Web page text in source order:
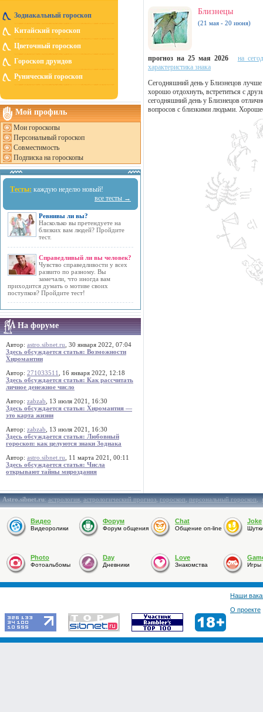
Зодиакальный гороскоп
Китайский гороскоп
Цветочный гороскоп
Гороскоп друидов
Рунический гороскоп
Мой профиль
Мои гороскопы
Персональный гороскоп
Совместимость
Подписка на гороскопы
Тесты: каждую неделю новый!
все тесты →
Ревнивы ли вы?
Насколько вы претендуете на
близких вам людей? Пройдите
тест.
Справедливый ли вы человек?
Чувство справедливости у всех
развито по разному. Вы
замечали, что иногда вам
приходится думать о мотиве своих
поступков? Пройдите тест!
На форуме
Автор: astro.sibnet.ru , 30 января 2022, 07:04
Здесь обсуждается статья: Возможности
Хиромантии
Автор: 271033511
, 16 января 2022, 12:18
Здесь обсуждается статья: Как рассчитать
личное денежное число
Автор: zabzab , 13 июля 2021, 16:30
Здесь обсуждается статья: Хиромантия —
это карта жизни
Автор: zabzab , 13 июля 2021, 16:30
Здесь обсуждается статья: Любовный
гороскоп: как целуются знаки Зодиака
Автор: astro.sibnet.ru , 11 марта 2021, 00:11
Здесь обсуждается статья: Числа
открывают тайны мироздания
Близнецы
(21 мая - 20 июня)
прогноз на 25 мая 2026
на
характеристика знака
Сегодняшний день у Близнецов
хорошо отдохнуть, встретиться с
сегодняшний день у Близнецов
вопросов с близкими людьми.
Astro.sibnet.ru:астрология,астрологический прогноз,гороскоп,персональный гороскоп,
Видео
Видеоролики
Форум
Форум общения
Chat
Общение on-line
Joke
Photo
Фотоальбомы
Day
Дневники
Love
Знакомства Игры
Наши
О проекте